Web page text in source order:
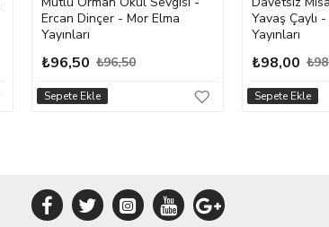
Ercan Dinçer - Mor Elma
Yayınları
₺96,50 ₺96,50
Sepete Ekle
Yavaş Çaylı
Yayınları
₺98,00
Sepete Ekle